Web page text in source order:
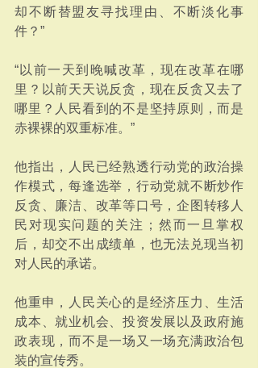
却不断替盟友寻找理由、不断淡化事
件？”
“以前一天到晚喊改革，现在改革在哪
里？以前天天说反贪，现在反贪又去了
哪里？人民看到的不是坚持原则，而是
赤裸裸的双重标准。”
他指出，人民已经熟透行动党的政治操
作模式，每逢选举，行动党就不断炒作
反贪、廉洁、改革等口号，企图转移人
民对现实问题的关注；然而一旦掌权
后，却交不出成绩单，也无法兑现当初
对人民的承诺。
他重申，人民关心的是经济压力、生活
成本、就业机会、投资发展以及政府施
政表现，而不是一场又一场充满政治包
装的宣传秀。